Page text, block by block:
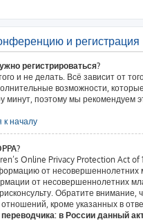
и регистрация
регистрироваться?
и не делать. Всё зависит от
возможности,
минут, поэтому мы рекомендуем
к началу
Online Privacy Protection Act
от несовершеннолетних
от несовершеннолетних
Обратите
кроме указанных в
в России данный